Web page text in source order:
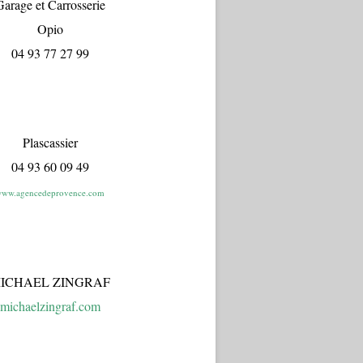
et Carrosserie
Opio
04 93 77 27 99
Plascassier
04 93 60 09 49
ZINGRAF
michaelzingraf.com